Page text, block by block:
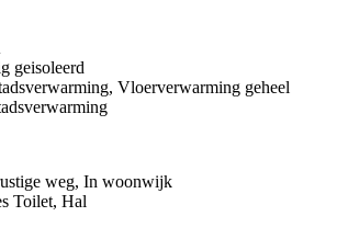
geisoleerd
Vloerverwarming geheel
weg, In woonwijk
Toilet, Hal